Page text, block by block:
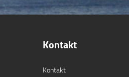
Kontakt
Kontakt